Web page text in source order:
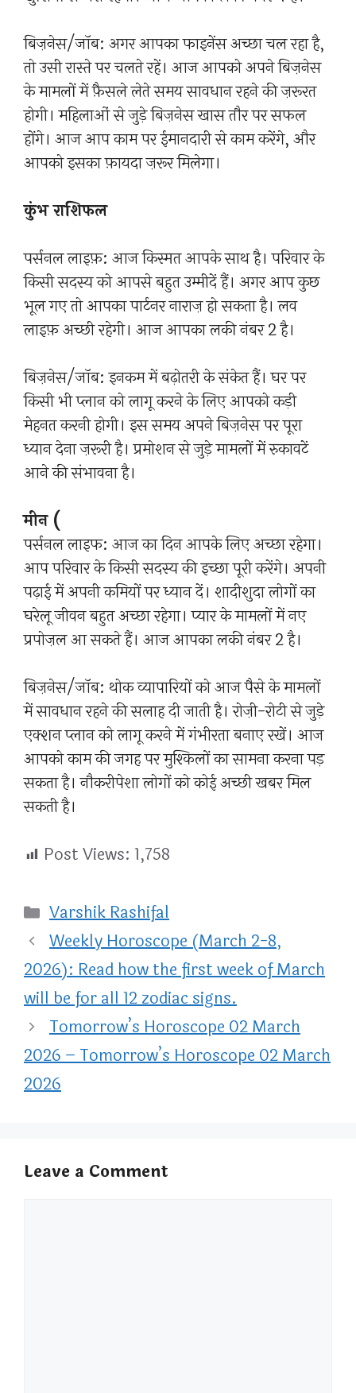
बिज़नेस/जॉब: अगर आपका फाइनेंस अच्छा चल रहा है,
तो उसी रास्ते पर चलते रहें। आज आपको अपने बिज़नेस
के मामलों में फ़ैसले लेते समय सावधान रहने की ज़रूरत
होगी। महिलाओं से जुड़े बिज़नेस खास तौर पर सफल
होंगे। आज आप काम पर ईमानदारी से काम करेंगे, और
आपको इसका फ़ायदा ज़रूर मिलेगा।
कुंभ राशिफल
पर्सनल लाइफ़: आज किस्मत आपके साथ है। परिवार के
किसी सदस्य को आपसे बहुत उम्मीदें हैं। अगर आप कुछ
भूल गए तो आपका पार्टनर नाराज़ हो सकता है। लव
लाइफ़ अच्छी रहेगी। आज आपका लकी नंबर 2 है।
बिज़नेस/जॉब: इनकम में बढ़ोतरी के संकेत हैं। घर पर
किसी भी प्लान को लागू करने के लिए आपको कड़ी
मेहनत करनी होगी। इस समय अपने बिज़नेस पर पूरा
ध्यान देना ज़रूरी है। प्रमोशन से जुड़े मामलों में रुकावटें
आने की संभावना है।
मीन (
पर्सनल लाइफ: आज का दिन आपके लिए अच्छा रहेगा।
आप परिवार के किसी सदस्य की इच्छा पूरी करेंगे। अपनी
पढ़ाई में अपनी कमियों पर ध्यान दें। शादीशुदा लोगों का
घरेलू जीवन बहुत अच्छा रहेगा। प्यार के मामलों में नए
प्रपोज़ल आ सकते हैं। आज आपका लकी नंबर 2 है।
बिज़नेस/जॉब: थोक व्यापारियों को आज पैसे के मामलों
में सावधान रहने की सलाह दी जाती है। रोज़ी-रोटी से जुड़े
एक्शन प्लान को लागू करने में गंभीरता बनाए रखें। आज
आपको काम की जगह पर मुश्किलों का सामना करना पड़
सकता है। नौकरीपेशा लोगों को कोई अच्छी खबर मिल
सकती है।
Post Views: 1,758
Categories
Varshik Rashifal
Weekly Horoscope (March 2-8,
2026): Read how the first week of March
will be for all 12 zodiac signs.
Tomorrow’s Horoscope 02 March
2026 – Tomorrow’s Horoscope 02 March
2026
Leave a Comment